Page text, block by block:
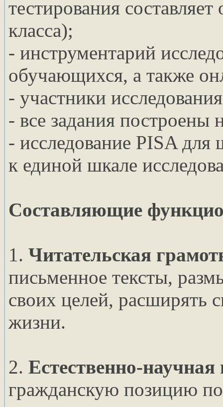
тестирования
класса);
- инструментарий
обучающихся, а также
- участники
- все задания построены
- исследование PISA для
к единой шкале
Составляющие
1. Читательская
письменное тексты,
своих целей, расширять
жизни.
2. Естественно-научная
гражданскую позицию